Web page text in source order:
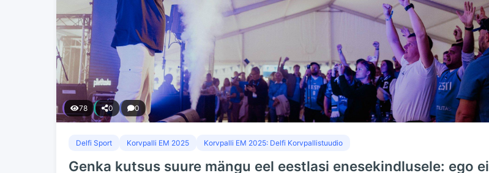
78 0 0
Delfi Sport Korvpalli EM 2025 Korvpalli EM 2025: Delfi Korvpallistuudio
Genka kutsus suure mängu eel eestlasi enesekindlusele: ego ei